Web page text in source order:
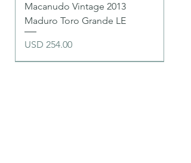
Macanudo Vintage 2013
Maduro Toro Grande LE
Precio
USD 254.00